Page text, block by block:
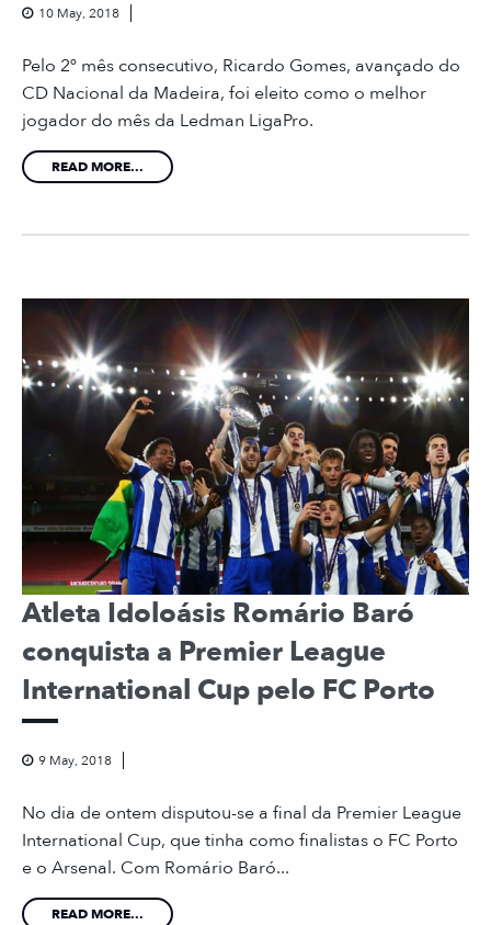
10 May, 2018
Pelo 2º mês consecutivo, Ricardo Gomes, avançado do
CD Nacional da Madeira, foi eleito como o melhor
jogador do mês da Ledman LigaPro.
READ MORE...
Atleta Idoloásis Romário Baró
conquista a Premier League
International Cup pelo FC Porto
9 May, 2018
No dia de ontem disputou-se a final da Premier League
International Cup, que tinha como finalistas o FC Porto
e o Arsenal. Com Romário Baró...
READ MORE...